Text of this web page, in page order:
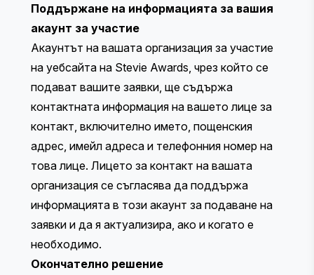
Поддържане на информацията за вашия
акаунт за участие
Акаунтът на вашата организация за участие
на уебсайта на Stevie Awards, чрез който се
подават вашите заявки, ще съдържа
контактната информация на вашето лице за
контакт, включително името, пощенския
адрес, имейл адреса и телефонния номер на
това лице. Лицето за контакт на вашата
организация се съгласява да поддържа
информацията в този акаунт за подаване на
заявки и да я актуализира, ако и когато е
необходимо.
Окончателно решение